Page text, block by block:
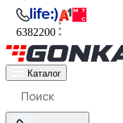
6382200
Каталог